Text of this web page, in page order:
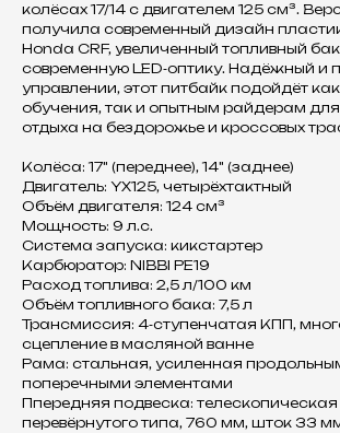
колёсах 17/14 с двигателем 125 см³.
получила современный дизайн
Honda CRF, увеличенный топливный бак
современную LED‑оптику. Надёжный и
управлении, этот питбайк подойдёт
обучения, так и опытным райдерам для
отдыха на бездорожье и кроссовых
Колёса: 17" (переднее), 14" (заднее)
Двигатель: YX125, четырёхтактный
Объём двигателя: 124 см³
Мощность: 9 л.с.
Система запуска: кикстартер
Карбюратор: NIBBI PE19
Расход топлива: 2,5 л/100 км
Объём топливного бака: 7,5 л
Трансмиссия: 4‑ступенчатая КПП,
сцепление в масляной ванне
Рама: стальная, усиленная
поперечными элементами
Ппередняя подвеска: телескопическая
перевёрнутого типа, 760 мм, шток 33